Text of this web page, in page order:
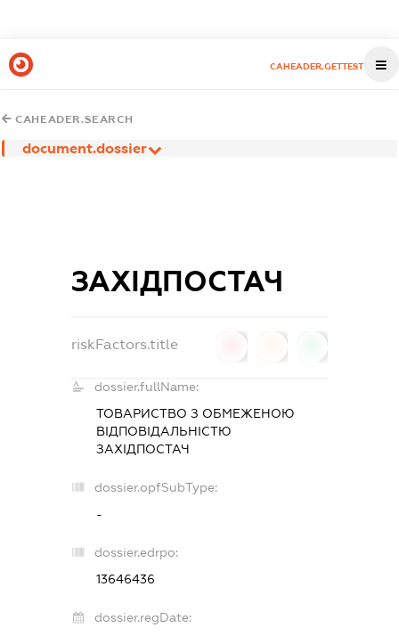
CAHEADER.GETTEST
CAHEADER.SEARCH
document.dossier
ЗАХІДПОСТАЧ
riskFactors.title
dossier.fullName:
ТОВАРИСТВО З ОБМЕЖЕНОЮ
ВІДПОВІДАЛЬНІСТЮ
ЗАХІДПОСТАЧ
dossier.opfSubType:
-
dossier.edrpo:
13646436
dossier.regDate: